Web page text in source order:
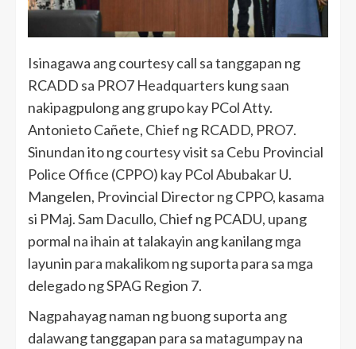
Isinagawa ang courtesy call sa tanggapan ng
RCADD sa PRO7 Headquarters kung saan
nakipagpulong ang grupo kay PCol Atty.
Antonieto Cañete, Chief ng RCADD, PRO7.
Sinundan ito ng courtesy visit sa Cebu Provincial
Police Office (CPPO) kay PCol Abubakar U.
Mangelen, Provincial Director ng CPPO, kasama
si PMaj. Sam Dacullo, Chief ng PCADU, upang
pormal na ihain at talakayin ang kanilang mga
layunin para makalikom ng suporta para sa mga
delegado ng SPAG Region 7.
Nagpahayag naman ng buong suporta ang
dalawang tanggapan para sa matagumpay na